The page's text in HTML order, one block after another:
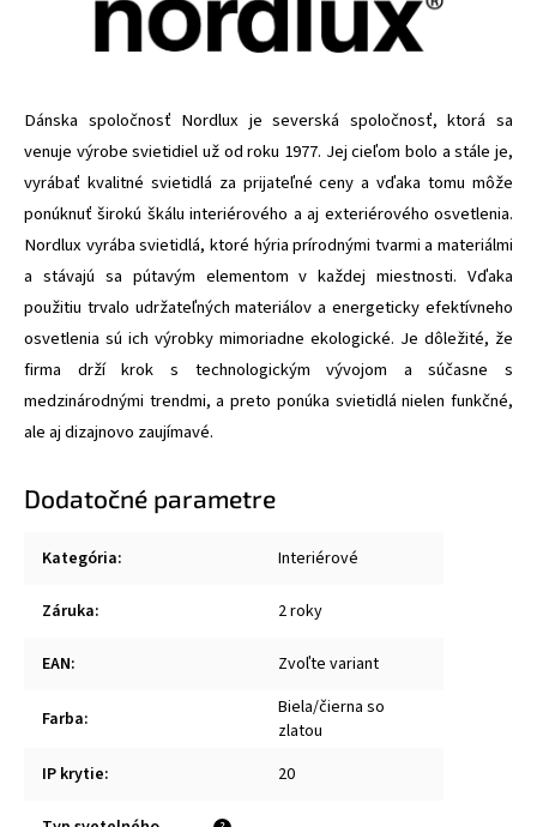
Dánska spoločnosť Nordlux je severská spoločnosť, ktorá sa
venuje výrobe svietidiel už od roku 1977. Jej cieľom bolo a stále je,
vyrábať kvalitné svietidlá za prijateľné ceny a vďaka tomu môže
ponúknuť širokú škálu interiérového a aj exteriérového osvetlenia.
Nordlux vyrába svietidlá, ktoré hýria prírodnými tvarmi a materiálmi
a stávajú sa pútavým elementom v každej miestnosti. Vďaka
použitiu trvalo udržateľných materiálov a energeticky efektívneho
osvetlenia sú ich výrobky mimoriadne ekologické. Je dôležité, že
firma drží krok s technologickým vývojom a súčasne s
medzinárodnými trendmi, a preto ponúka svietidlá nielen funkčné,
ale aj dizajnovo zaujímavé.
Dodatočné parametre
Kategória: Interiérové
Záruka: 2 roky
EAN: Zvoľte variant
Farba:
Biela/čierna so
zlatou
IP krytie: 20